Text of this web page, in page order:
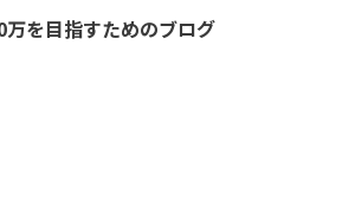
万を目指すためのブログ